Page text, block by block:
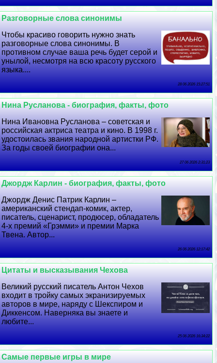
Разговорные слова синонимы
Чтобы красиво говорить нужно знать
разговорные слова синонимы. В
противном случае ваша речь будет серой и
унылой, несмотря на всю красоту русского
языка....
28 06 2026 15:27:51
Нина Русланова - биография, факты, фото
Нина Ивановна Русланова – советская и
российская актриса театра и кино. В 1998 г.
удостоилась звания народной артистки РФ.
За годы своей биографии она...
27 06 2026 2:31:23
Джордж Карлин - биография, факты, фото
Джордж Денис Патрик Карлин –
американский стендап-комик, актер,
писатель, сценарист, продюсер, обладатель
4-х премий «Грэмми» и премии Марка
Твена. Автор...
26 06 2026 12:17:42
Цитаты и высказывания Чехова
Великий русский писатель Антон Чехов
входит в тройку самых экранизируемых
авторов в мире, наряду с Шекспиром и
Диккенсом. Наверняка вы знаете и
любите...
25 06 2026 16:34:22
Самые первые игры в мире